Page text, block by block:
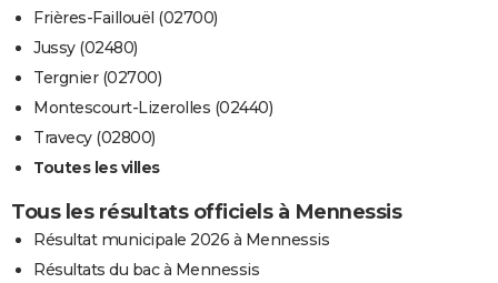
Frières-Faillouël (02700)
Jussy (02480)
Tergnier (02700)
Montescourt-Lizerolles (02440)
Travecy (02800)
Toutes les villes
Tous les résultats officiels à Mennessis
Résultat municipale 2026 à Mennessis
Résultats du bac à Mennessis